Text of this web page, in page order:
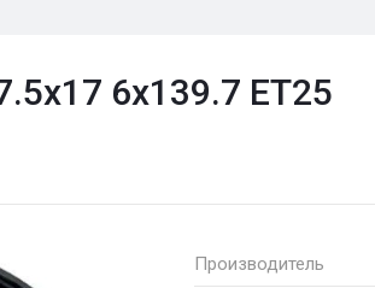
6x139.7 ET25
Производитель